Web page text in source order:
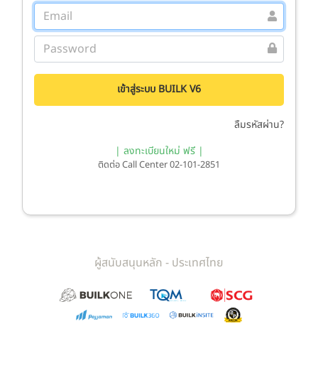
เข้าสู่ระบบ BUILK V6
ลืมรหัสผ่าน?
| ลงทะเบียนใหม่ ฟรี |
ติดต่อ Call Center 02-101-2851
ผู้สนับสนุนหลัก - ประเทศไทย